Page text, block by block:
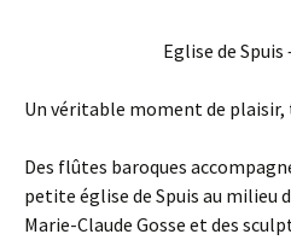
Eglise de Spuis
Un véritable moment de plaisir,
Des flûtes baroques
petite église de Spuis au milieu
Marie-Claude Gosse et des